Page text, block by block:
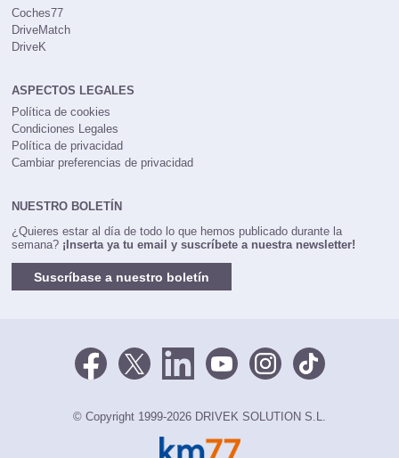
Coches77
DriveMatch
DriveK
ASPECTOS LEGALES
Política de cookies
Condiciones Legales
Política de privacidad
Cambiar preferencias de privacidad
NUESTRO BOLETÍN
¿Quieres estar al día de todo lo que hemos publicado durante la
semana? ¡Inserta ya tu email y suscríbete a nuestra newsletter!
Suscríbase a nuestro boletín
© Copyright 1999-2026 DRIVEK SOLUTION S.L.